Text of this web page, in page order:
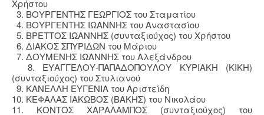
Χρήστου
3. ΒΟΥΡΓΕΝΤΗΣ ΓΕΩΡΓΙΟΣ του Σταματίου
4. ΒΟΥΡΓΕΝΤΗΣ ΙΩΑΝΝΗΣ του Αναστασίου
5. ΒΡΕΤΤΟΣ ΙΩΑΝΝΗΣ (συνταξιούχος) του Χρήστου
6. ΔΙΑΚΟΣ ΣΠΥΡΙΔΩΝ του Μάριου
7. ΔΟΥΜΕΝΗΣ ΙΩΑΝΝΗΣ του Αλεξάνδρου
8. ΕΥΑΓΓΕΛΟΥ-ΠΑΠΑΔΟΠΟΥΛΟΥ ΚΥΡΙΑΚΗ (ΚΙΚΗ)
(συνταξιούχος) του Στυλιανού
9. ΚΑΝΕΛΛΗ ΕΥΓΕΝΙΑ του Αριστείδη
10. ΚΕΦΑΛΑΣ ΙΑΚΩΒΟΣ (ΒΑΚΗΣ) του Νικολάου
11. ΚΟΝΤΟΣ ΧΑΡΑΛΑΜΠΟΣ (συνταξιούχος) του